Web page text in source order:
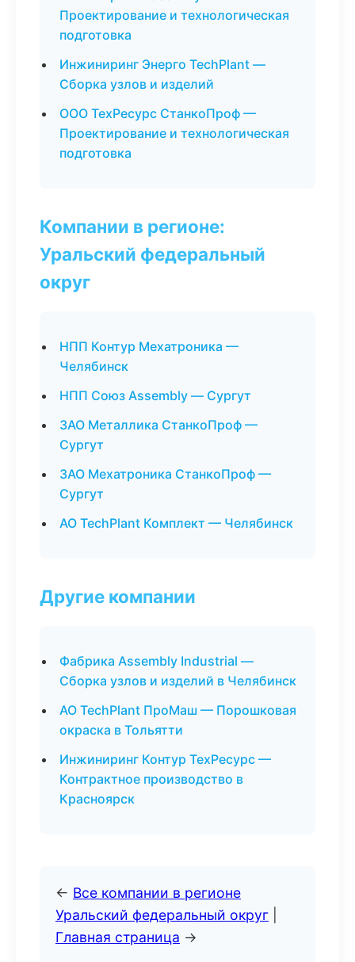
Проектирование и технологическая
подготовка
Инжиниринг Энерго TechPlant —
Сборка узлов и изделий
ООО ТехРесурс СтанкоПроф —
Проектирование и технологическая
подготовка
Компании в регионе:
Уральский федеральный
округ
НПП Контур Мехатроника —
Челябинск
НПП Союз Assembly — Сургут
ЗАО Металлика СтанкоПроф —
Сургут
ЗАО Мехатроника СтанкоПроф —
Сургут
АО TechPlant Комплект — Челябинск
Другие компании
Фабрика Assembly Industrial —
Сборка узлов и изделий в Челябинск
АО TechPlant ПроМаш — Порошковая
окраска в Тольятти
Инжиниринг Контур ТехРесурс —
Контрактное производство в
Красноярск
← Все компании в регионе
Уральский федеральный округ
Главная страница →